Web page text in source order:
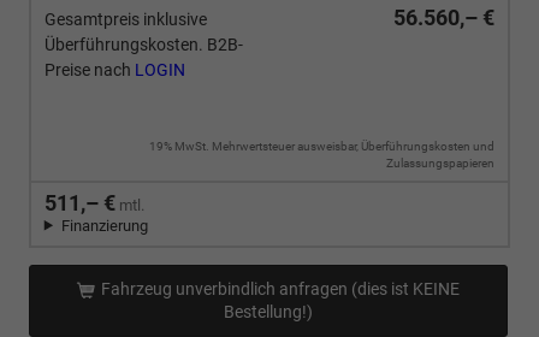
Gesamtpreis inklusive
Überführungskosten. B2B-
Preise nach LOGIN
56.560,– €
19% MwSt. Mehrwertsteuer ausweisbar, Überführungskosten und
Zulassungspapieren
511,– € mtl.
Finanzierung
Fahrzeug unverbindlich anfragen (dies ist KEINE
Bestellung!)